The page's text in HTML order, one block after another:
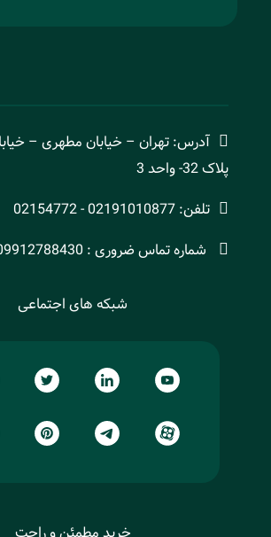
آدرس: تهران – خیابان مطهری –
پلاک 32- واحد 3
تلفن: 02191010877 - 02154772
شماره تماس ضروری : 09912788430
شبکه های اجتماعی